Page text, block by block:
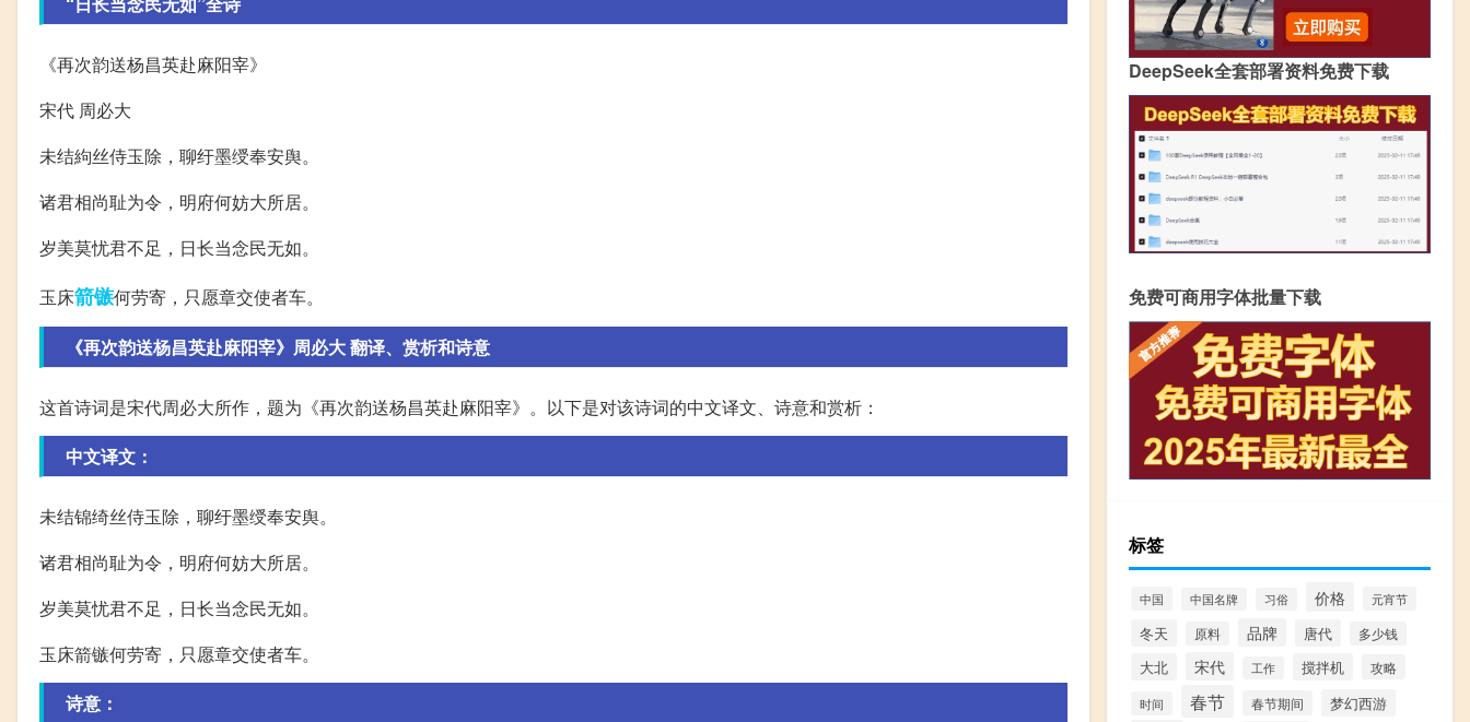
《再次韵送杨昌英赴麻阳宰》
宋代 周必大
未结絇丝侍玉除，聊纡墨绶奉安舆。
诸君相尚耻为令，明府何妨大所居。
岁美莫忧君不足，日长当念民无如。
玉床箭镞何劳寄，只愿章交使者车。
《再次韵送杨昌英赴麻阳宰》周必大 翻译、赏析和诗意
这首诗词是宋代周必大所作，题为《再次韵送杨昌英赴麻阳宰》。以下是对该诗词的中文译文、诗意和赏析：
中文译文：
未结锦绮丝侍玉除，聊纡墨绶奉安舆。
诸君相尚耻为令，明府何妨大所居。
岁美莫忧君不足，日长当念民无如。
玉床箭镞何劳寄，只愿章交使者车。
诗意：
DeepSeek全套部署资料免费下载
免费可商用字体批量下载
标签
中国 中国名牌 习俗 价格 元宵节
冬天 原料 品牌 唐代 多少钱
大北 宋代 工作 搅拌机 攻略
时间 春节 春节期间 梦幻西游